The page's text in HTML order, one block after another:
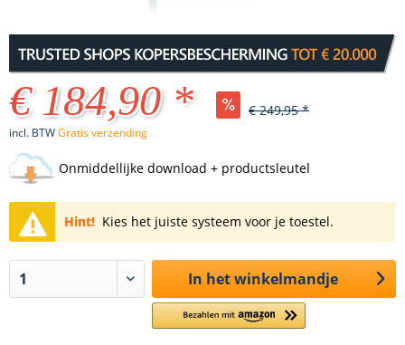
€ 184,90 * € 249,95 *
incl. BTWGratis verzending
Onmiddellijke download + productsleutel
Hint! Kies het juiste systeem voor je toestel.
In het winkelmandje